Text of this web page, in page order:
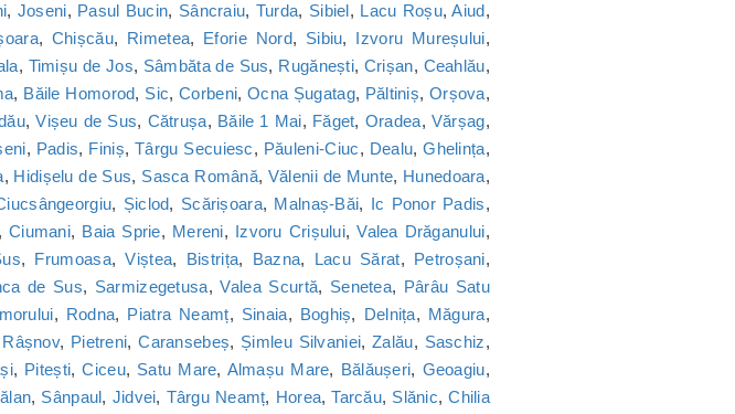
, Joseni, Pasul Bucin, Sâncraiu, Turda, Sibiel, Lacu Roșu,Aiud,
, Chișcău, Rimetea, Eforie Nord, Sibiu, Izvoru Mureșului,
, Timișu de Jos, Sâmbăta de Sus, Rugănești, Crișan, Ceahlău,
, Băile Homorod, Sic,Corbeni, Ocna Șugatag, Păltiniș, Orșova,
,Vișeu de Sus, Cătrușa, Băile 1 Mai, Făget, Oradea, Vărșag,
, Padis, Finiș,Târgu Secuiesc, Păuleni-Ciuc, Dealu,Ghelința,
, Hidișelu de Sus, Sasca Română, Vălenii de Munte, Hunedoara,
, Șiclod, Scărișoara, Malnaș-Băi, Ic Ponor Padis,
, Ciumani, Baia Sprie, Mereni, Izvoru Crișului,Valea Drăganului,
, Frumoasa,Viștea, Bistrița, Bazna, Lacu Sărat, Petroșani,
de Sus, Sarmizegetusa,Valea Scurtă, Senetea, Pârâu Satu
, Rodna, Piatra Neamț, Sinaia, Boghiș, Delnița, Măgura,
Râșnov, Pietreni,Caransebeș, Șimleu Silvaniei,Zalău, Saschiz,
, Pitești,Ciceu, Satu Mare, Almașu Mare, Bălăușeri, Geoagiu,
, Sânpaul, Jidvei, Târgu Neamț, Horea,Tarcău, Slănic,Chilia